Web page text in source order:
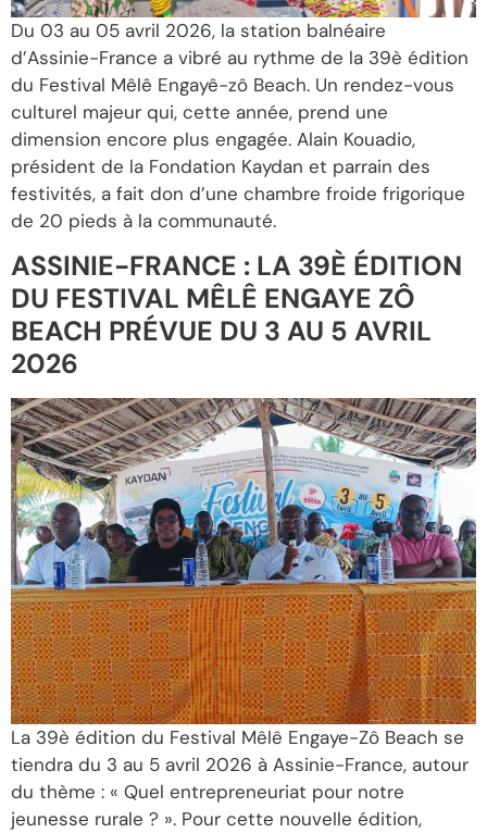
Du 03 au 05 avril 2026, la station balnéaire
d’Assinie-France a vibré au rythme de la 39è édition
du Festival Mêlê Engayê-zô Beach. Un rendez-vous
culturel majeur qui, cette année, prend une
dimension encore plus engagée. Alain Kouadio,
président de la Fondation Kaydan et parrain des
festivités, a fait don d’une chambre froide frigorique
de 20 pieds à la communauté.
ASSINIE-FRANCE : LA 39È ÉDITION
DU FESTIVAL MÊLÊ ENGAYE ZÔ
BEACH PRÉVUE DU 3 AU 5 AVRIL
2026
La 39è édition du Festival Mêlê Engaye-Zô Beach se
tiendra du 3 au 5 avril 2026 à Assinie-France, autour
du thème : « Quel entrepreneuriat pour notre
jeunesse rurale ? ». Pour cette nouvelle édition,